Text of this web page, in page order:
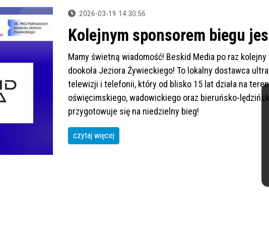
2026-03-19 14:30:56
Kolejnym sponsorem biegu
Mamy świetną wiadomość! Beskid Media po raz
dookoła Jeziora Żywieckiego! To lokalny dostawca
telewizji i telefonii, który od blisko 15 lat działa na
oświęcimskiego, wadowickiego oraz bieruńsko-
przygotowuje się na niedzielny bieg!
czytaj więcej